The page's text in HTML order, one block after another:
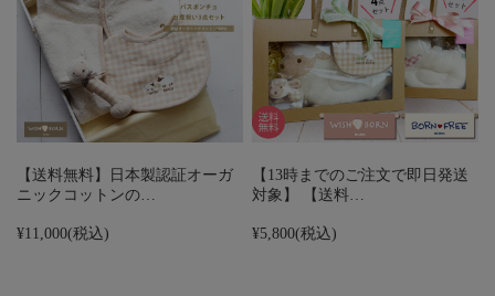
【送料無料】日本製認証オーガ
ニックコットンの…
¥11,000(税込)
【13時までのご注文で即日発送
対象】 【送料…
¥5,800(税込)